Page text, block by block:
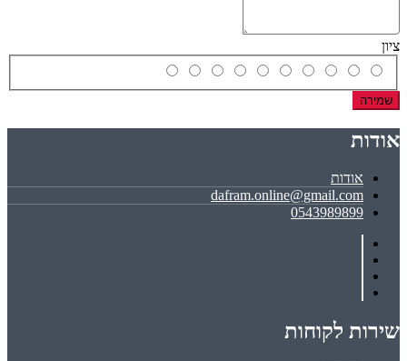
ציון
שמירה
אודות
אודות
dafram.online@gmail.com
0543989899
שירות לקוחות